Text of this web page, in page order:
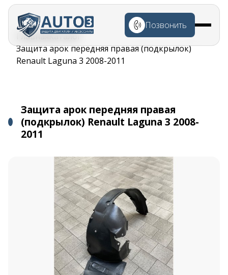
Перейти к
основному
содержанию
Позвонить
Строка
навигации
ГлавнаяКаталог
Защита арок передняя правая (подкрылок)
Renault Laguna 3 2008-2011
Защита арок передняя правая
(подкрылок) Renault Laguna 3 2008-
2011